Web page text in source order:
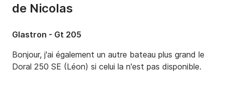
de Nicolas
Glastron - Gt 205
Bonjour, j'ai également un autre bateau plus grand le
Doral 250 SE (Léon) si celui la n'est pas disponible.